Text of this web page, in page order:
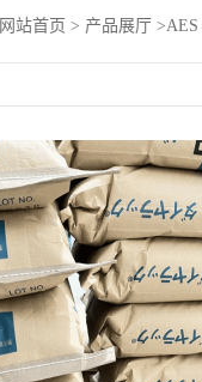
网站首页 > 产品展厅 >AES